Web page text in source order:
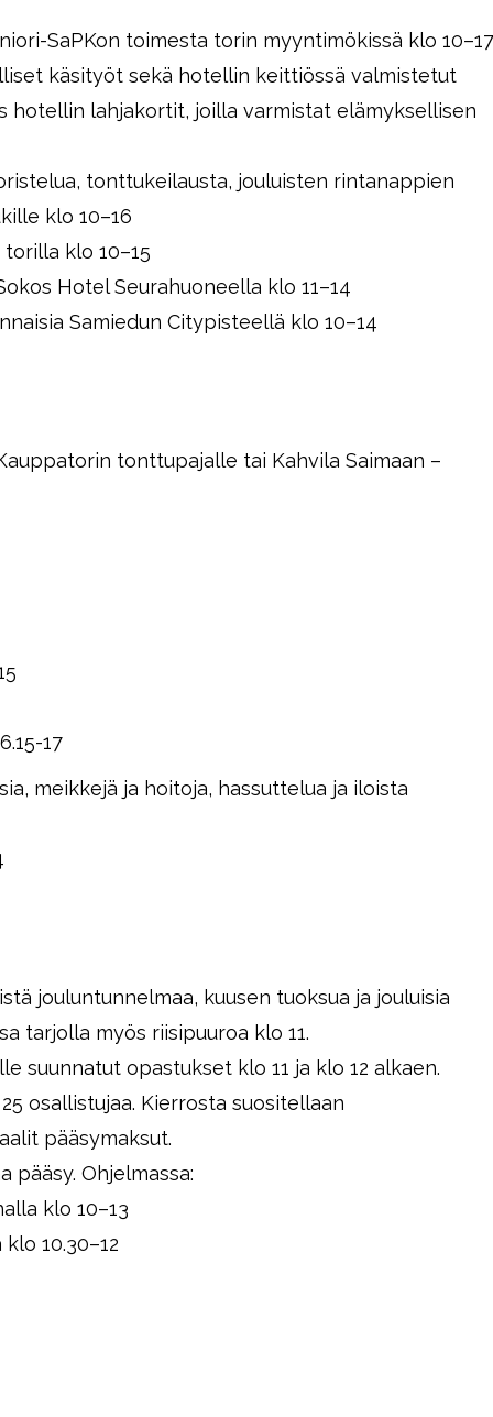
SaPKon toimesta torin myyntimökissä klo 10–17
käsityöt sekä hotellin keittiössä valmistetut
hotellin lahjakortit, joilla varmistat elämyksellisen
tonttukeilausta, jouluisten rintanappien
klo 10–16
klo 10–15
Hotel Seurahuoneella klo 11–14
Samiedun Citypisteellä klo 10–14
tonttupajalle tai Kahvila Saimaan –
17
meikkejä ja hoitoja, hassuttelua ja iloista
jouluntunnelmaa, kuusen tuoksua ja jouluisia
tarjolla myös riisipuuroa klo 11.
suunnatut opastukset klo 11 ja klo 12 alkaen.
osallistujaa. Kierrosta suositellaan
pääsymaksut.
pääsy. Ohjelmassa:
klo 10–13
10.30–12